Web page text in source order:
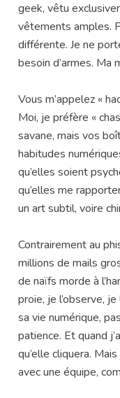
geek, vêtu
vêtements amples.
différente. Je ne
besoin d’armes. Ma
Vous m’appelez «
Moi, je préfère «
savane, mais vos
habitudes
qu’elles soient
qu’elles me
un art subtil, voire
Contrairement au
millions de mails
de naïfs morde à
proie, je l’observe,
sa vie numérique,
patience. Et quand
qu’elle cliquera.
avec une équipe,